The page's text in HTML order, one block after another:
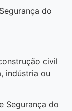
do
civil
indústria ou
Segurança do